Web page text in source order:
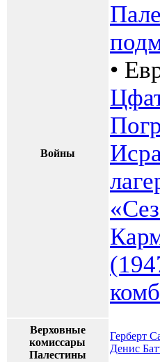
Войны
•
Верховные
комиссары
Палестины
Герберт
Денис